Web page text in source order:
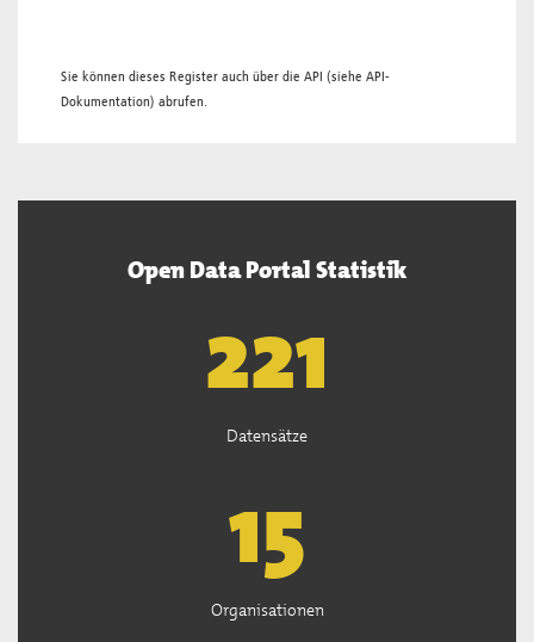
Sie können dieses Register auch über die API (siehe API-
Dokumentation) abrufen.
Open Data Portal Statistik
222
Datensätze
15
Organisationen